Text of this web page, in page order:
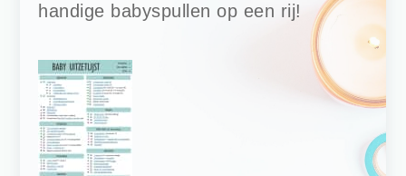
handige babyspullen op een rij!